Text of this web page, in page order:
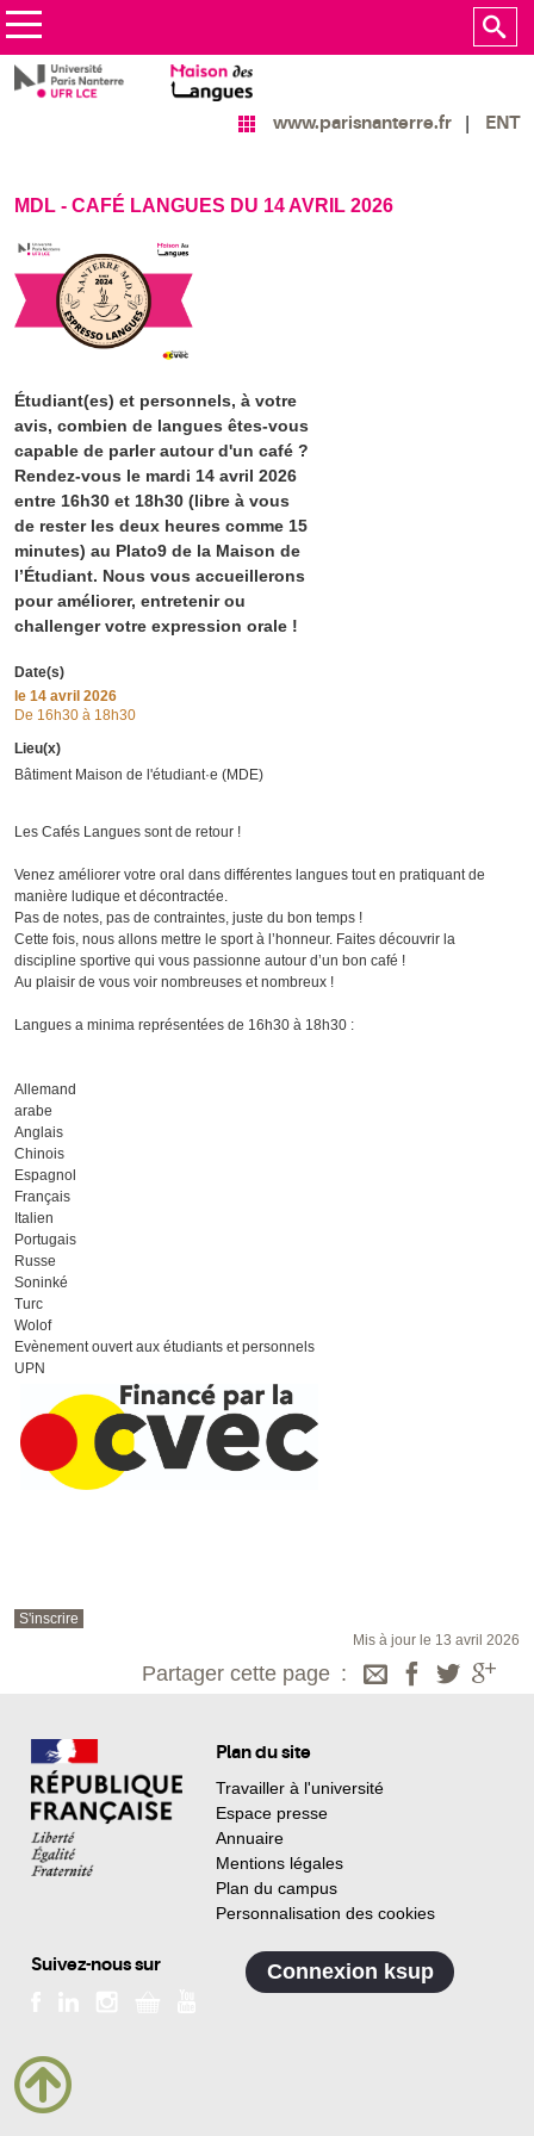
www.parisnanterre.fr ENT
MDL - CAFÉ LANGUES DU 14 AVRIL 2026
Étudiant(es) et personnels, à votre
avis, combien de langues êtes-vous
capable de parler autour d'un café ?
Rendez-vous le mardi 14 avril 2026
entre 16h30 et 18h30 (libre à vous
de rester les deux heures comme 15
minutes) au Plato9 de la Maison de
l’Étudiant. Nous vous accueillerons
pour améliorer, entretenir ou
challenger votre expression orale !
Date(s)
le 14 avril 2026
De 16h30 à 18h30
Lieu(x)
Bâtiment Maison de l'étudiant·e (MDE)
Les Cafés Langues sont de retour !
Venez améliorer votre oral dans différentes langues tout en pratiquant de
manière ludique et décontractée.
Pas de notes, pas de contraintes, juste du bon temps !
Cette fois, nous allons mettre le sport à l’honneur. Faites découvrir la
discipline sportive qui vous passionne autour d’un bon café !
Au plaisir de vous voir nombreuses et nombreux !
Langues a minima représentées de 16h30 à 18h30 :
Allemand
arabe
Anglais
Chinois
Espagnol
Français
Italien
Portugais
Russe
Soninké
Turc
Wolof
Evènement ouvert aux étudiants et personnels
UPN
Mis à jour le 13 avril 2026
Partager cette page
Plan du site
Travailler à l'université
Espace presse
Annuaire
Mentions légales
Plan du campus
Personnalisation des cookies
Suivez-nous sur Connexion ksup